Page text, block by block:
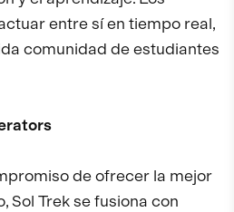
entre sí en tiempo real,
comunidad de estudiantes
de ofrecer la mejor
Sol Trek se fusiona con